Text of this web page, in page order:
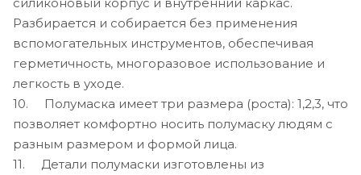
Разбирается и собирается без применения
вспомогательных инструментов, обеспечивая
герметичность, многоразовое использование и
легкость в уходе.
10. Полумаска имеет три размера (роста): 1,2,3, что
позволяет комфортно носить полумаску людям с
разным размером и формой лица.
11. Детали полумаски изготовлены из